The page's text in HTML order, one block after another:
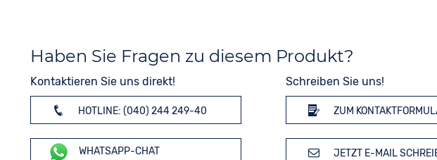
Haben Sie Fragen zu diesem Produkt?
Kontaktieren Sie uns direkt!
HOTLINE: (040) 244 249-40
WHATSAPP-CHAT
Schreiben Sie uns!
ZUM
JETZT E-MAIL